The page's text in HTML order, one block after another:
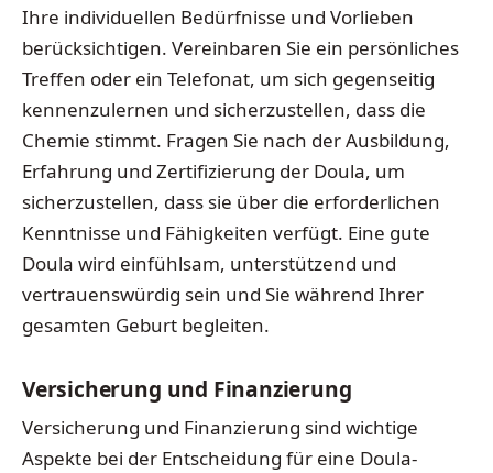
Ihre individuellen Bedürfnisse und Vorlieben
berücksichtigen. Vereinbaren Sie ein persönliches
Treffen oder ein Telefonat, um sich gegenseitig
kennenzulernen und sicherzustellen, dass die
Chemie stimmt. Fragen Sie nach der Ausbildung,
Erfahrung und Zertifizierung der Doula, um
sicherzustellen, dass sie über die erforderlichen
Kenntnisse und Fähigkeiten verfügt. Eine gute
Doula wird einfühlsam, unterstützend und
vertrauenswürdig sein und Sie während Ihrer
gesamten Geburt begleiten.
Versicherung und Finanzierung
Versicherung und Finanzierung sind wichtige
Aspekte bei der Entscheidung für eine Doula-